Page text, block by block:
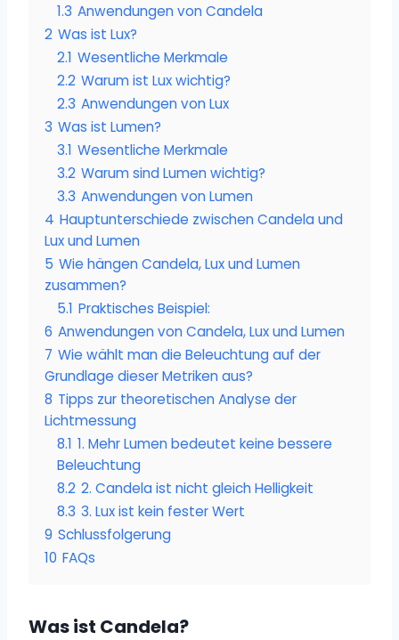
1.3 Anwendungen von Candela
2 Was ist Lux?
2.1 Wesentliche Merkmale
2.2 Warum ist Lux wichtig?
2.3 Anwendungen von Lux
3 Was ist Lumen?
3.1 Wesentliche Merkmale
3.2 Warum sind Lumen wichtig?
3.3 Anwendungen von Lumen
4 Hauptunterschiede zwischen Candela und
Lux und Lumen
5 Wie hängen Candela, Lux und Lumen
zusammen?
5.1 Praktisches Beispiel:
6 Anwendungen von Candela, Lux und Lumen
7 Wie wählt man die Beleuchtung auf der
Grundlage dieser Metriken aus?
8 Tipps zur theoretischen Analyse der
Lichtmessung
8.1 1. Mehr Lumen bedeutet keine bessere
Beleuchtung
8.2 2. Candela ist nicht gleich Helligkeit
8.3 3. Lux ist kein fester Wert
9 Schlussfolgerung
10 FAQs
Was ist Candela?